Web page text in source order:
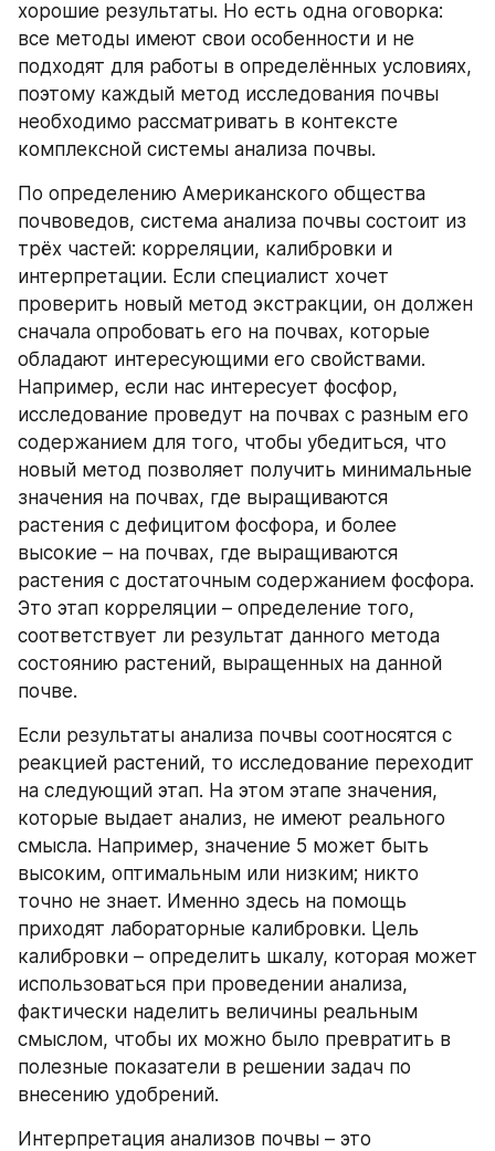
хорошие результаты. Но есть одна оговорка:
все методы имеют свои особенности и не
подходят для работы в определённых условиях,
поэтому каждый метод исследования почвы
необходимо рассматривать в контексте
комплексной системы анализа почвы.
По определению Американского общества
почвоведов, система анализа почвы состоит из
трёх частей: корреляции, калибровки и
интерпретации. Если специалист хочет
проверить новый метод экстракции, он должен
сначала опробовать его на почвах, которые
обладают интересующими его свойствами.
Например, если нас интересует фосфор,
исследование проведут на почвах с разным его
содержанием для того, чтобы убедиться, что
новый метод позволяет получить минимальные
значения на почвах, где выращиваются
растения с дефицитом фосфора, и более
высокие – на почвах, где выращиваются
растения с достаточным содержанием фосфора.
Это этап корреляции – определение того,
соответствует ли результат данного метода
состоянию растений, выращенных на данной
почве.
Если результаты анализа почвы соотносятся с
реакцией растений, то исследование переходит
на следующий этап. На этом этапе значения,
которые выдает анализ, не имеют реального
смысла. Например, значение 5 может быть
высоким, оптимальным или низким; никто
точно не знает. Именно здесь на помощь
приходят лабораторные калибровки. Цель
калибровки – определить шкалу, которая может
использоваться при проведении анализа,
фактически наделить величины реальным
смыслом, чтобы их можно было превратить в
полезные показатели в решении задач по
внесению удобрений.
Интерпретация анализов почвы – это